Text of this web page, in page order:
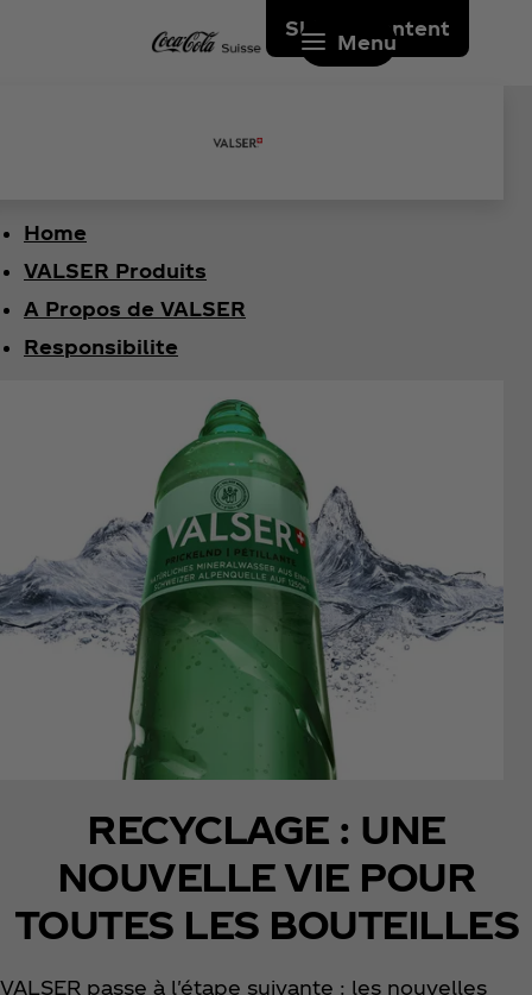
Skip to content
Menu
Home
VALSER Produits
A Propos de VALSER
Responsibilite
RECYCLAGE : UNE
NOUVELLE VIE POUR
TOUTES LES BOUTEILLES
VALSER passe à l'étape suivante : les nouvelles